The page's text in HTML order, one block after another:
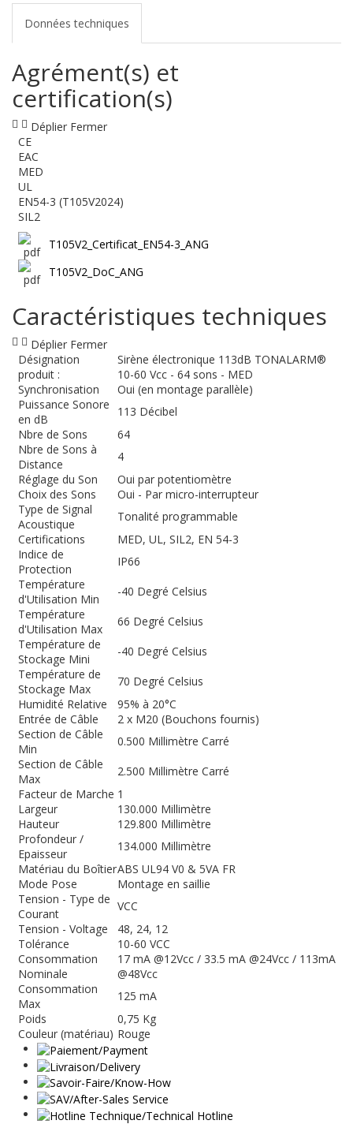
Données techniques
Agrément(s) et
certification(s)
Déplier Fermer
CE
EAC
MED
UL
EN54-3 (T105V2024)
SIL2
T105V2_Certificat_EN54-3_ANG
T105V2_DoC_ANG
Caractéristiques techniques
Déplier Fermer
Désignation
produit :
Sirène électronique 113dB TONALARM®
10-60 Vcc - 64 sons - MED
Synchronisation
Oui (en montage parallèle)
Puissance Sonore
en dB
113 Décibel
Nbre de Sons
64
Nbre de Sons à
Distance
4
Réglage du Son
Oui par potentiomètre
Choix des Sons
Oui - Par micro-interrupteur
Type de Signal
Acoustique
Tonalité programmable
Certifications
MED, UL, SIL2, EN 54-3
Indice de
Protection
IP66
Température
d'Utilisation Min
-40 Degré Celsius
Température
d'Utilisation Max
66 Degré Celsius
Température de
Stockage Mini
-40 Degré Celsius
Température de
Stockage Max
70 Degré Celsius
Humidité Relative
95% à 20°C
Entrée de Câble
2 x M20 (Bouchons fournis)
Section de Câble
Min
0.500 Millimètre Carré
Section de Câble
Max
2.500 Millimètre Carré
Facteur de Marche 1
Largeur
130.000 Millimètre
Hauteur
129.800 Millimètre
Profondeur /
Epaisseur
134.000 Millimètre
Matériau du BoîtierABS UL94 V0 & 5VA FR
Mode Pose
Montage en saillie
Tension - Type de
Courant
VCC
Tension - Voltage
48, 24, 12
Tolérance
10-60 VCC
Consommation
Nominale
17 mA @12Vcc / 33.5 mA @24Vcc / 113mA
@48Vcc
Consommation
Max
125 mA
Poids
0,75 Kg
Couleur (matériau) Rouge